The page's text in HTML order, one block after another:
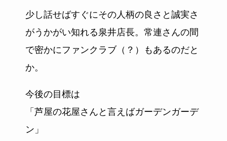
少し話せばすぐにその人柄の良さと誠実さ
がうかがい知れる泉井店長。常連さんの間
で密かにファンクラブ（？）もあるのだと
か。
今後の目標は
「芦屋の花屋さんと言えばガーデンガーデ
ン」